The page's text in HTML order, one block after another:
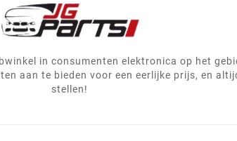
in consumenten elektronica op het
aan te bieden voor een eerlijke prijs, en
stellen!